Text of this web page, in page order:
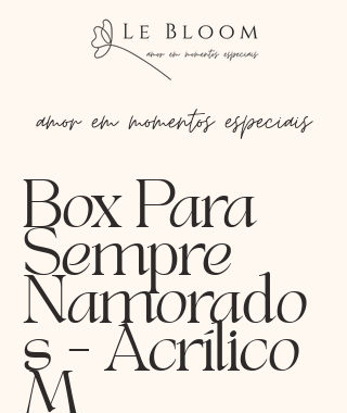
amor em momentos especiais
Box Para
Sempre
Namorado
s - Acrílico